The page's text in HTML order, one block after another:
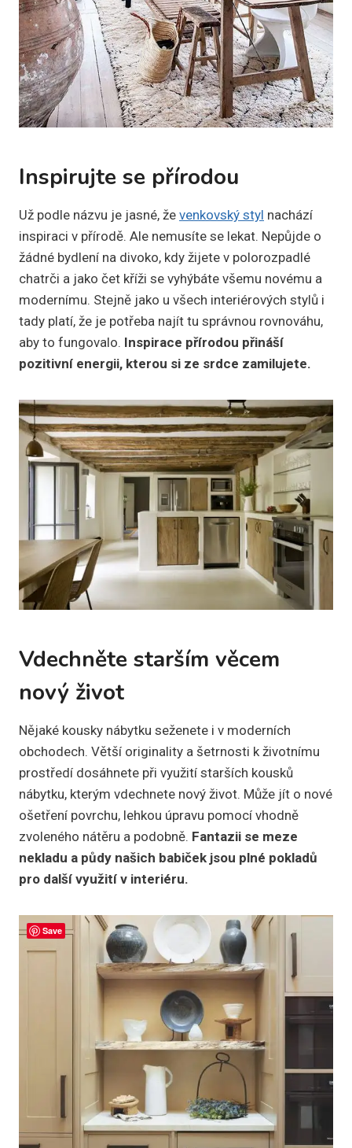
Inspirujte se přírodou
Už podle názvu je jasné, že venkovský styl nachází
inspiraci v přírodě. Ale nemusíte se lekat. Nepůjde o
žádné bydlení na divoko, kdy žijete v polorozpadlé
chatrči a jako čet kříži se vyhýbáte všemu novému a
modernímu. Stejně jako u všech interiérových stylů i
tady platí, že je potřeba najít tu správnou rovnováhu,
aby to fungovalo. Inspirace přírodou přináší
pozitivní energii, kterou si ze srdce zamilujete.
Vdechněte starším věcem
nový život
Nějaké kousky nábytku seženete i v moderních
obchodech. Větší originality a šetrnosti k životnímu
prostředí dosáhnete při využití starších kousků
nábytku, kterým vdechnete nový život. Může jít o nové
ošetření povrchu, lehkou úpravu pomocí vhodně
zvoleného nátěru a podobně. Fantazii se meze
nekladu a půdy našich babiček jsou plné pokladů
pro další využití v interiéru.
Save